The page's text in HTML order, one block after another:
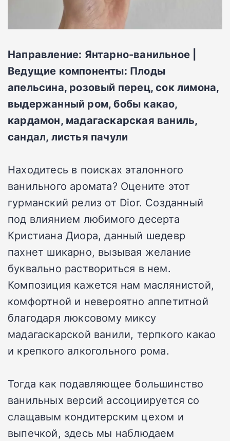
Направление: Янтарно-ванильное |
Ведущие компоненты: Плоды
апельсина, розовый перец, сок лимона,
выдержанный ром, бобы какао,
кардамон, мадагаскарская ваниль,
сандал, листья пачули
Находитесь в поисках эталонного
ванильного аромата? Оцените этот
гурманский релиз от Dior. Созданный
под влиянием любимого десерта
Кристиана Диора, данный шедевр
пахнет шикарно, вызывая желание
буквально раствориться в нем.
Композиция кажется нам маслянистой,
комфортной и невероятно аппетитной
благодаря люксовому миксу
мадагаскарской ванили, терпкого какао
и крепкого алкогольного рома.
Тогда как подавляющее большинство
ванильных версий ассоциируется со
слащавым кондитерским цехом и
выпечкой, здесь мы наблюдаем